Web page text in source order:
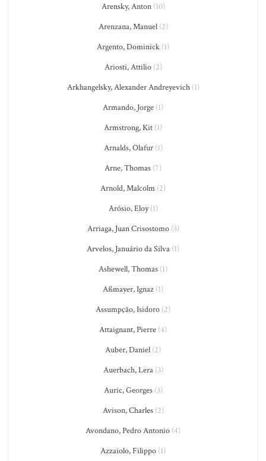
Arensky, Anton(10)
Arenzana, Manuel(2)
Argento, Dominick (1)
Ariosti, Attilio(2)
Arkhangelsky, Alexander Andreyevich(1)
Armando, Jorge (1)
Armstrong, Kit (1)
Arnalds, Olafur(1)
Arne, Thomas (7)
Arnold, Malcolm (2)
Arósio, Eloy(1)
Arriaga, Juan Crisostomo(3)
Arvelos, Januário da Silva (1)
Ashewell, Thomas (1)
Aßmayer, Ignaz (1)
Assumpção, Isidoro (2)
Attaignant, Pierre (4)
Auber, Daniel (2)
Auerbach, Lera(3)
Auric, Georges(3)
Avison, Charles(2)
Avondano, Pedro Antonio (4)
Azzaiolo, Filippo (1)